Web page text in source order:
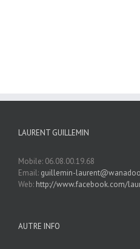
LAURENT GUILLEMIN
Mobile: 06.08.00.19.68
Email: guillemin-
Web: http://www.facebook.com/
AUTRE INFO